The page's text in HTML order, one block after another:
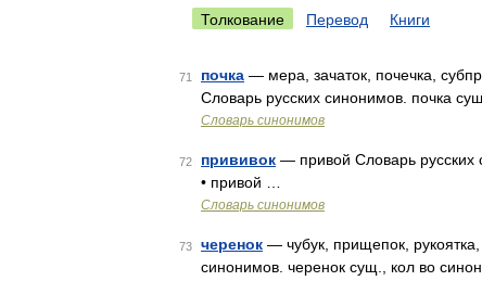
Толкование Перевод Книги
71 почка — мера, зачаток, почечка,
Словарь русских синонимов. почка
Словарь синонимов
72 прививок — привой Словарь русских
• привой …
Словарь синонимов
73 черенок — чубук, прищепок,
синонимов. черенок сущ., кол во